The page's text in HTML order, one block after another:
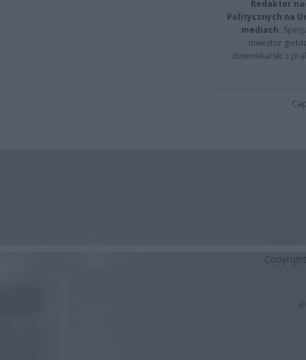
Redaktor
Politycznych na
mediach.
inwestor
dziennikarski z